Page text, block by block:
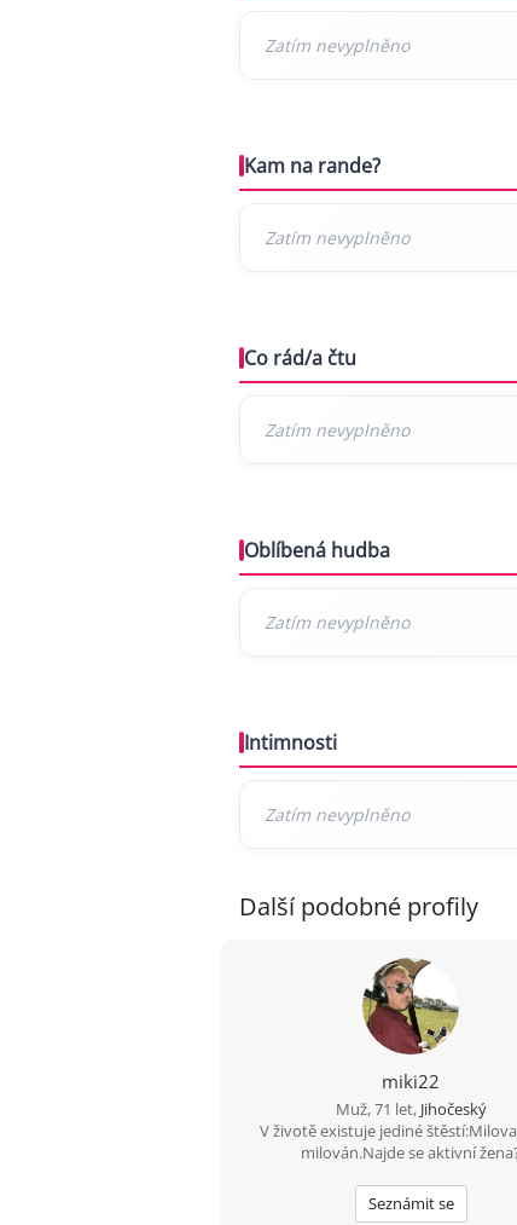
Kam na rande?
Co rád/a čtu
Oblíbená hudba
Intimnosti
Další podobné profily
miki22
Muž, 71 let, Jihočeský
V životě existuje jediné
milován.Najde se aktivní
Seznámit se